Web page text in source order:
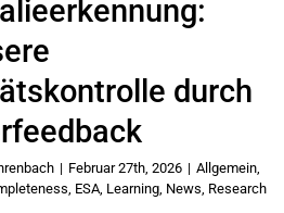
durch
| Februar 27th, 2026 | Allgemein,
, ESA, Learning, News, Research